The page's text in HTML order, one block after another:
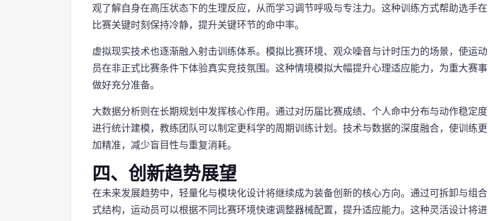
观了解自身在高压状态下的生理反应，从而学习调节呼吸与专注力。这种训练方式帮助选手在
比赛关键时刻保持冷静，提升关键环节的命中率。
虚拟现实技术也逐渐融入射击训练体系。模拟比赛环境、观众噪音与计时压力的场景，使运动
员在非正式比赛条件下体验真实竞技氛围。这种情境模拟大幅提升心理适应能力，为重大赛事
做好充分准备。
大数据分析则在长期规划中发挥核心作用。通过对历届比赛成绩、个人命中分布与动作稳定度
进行统计建模，教练团队可以制定更科学的周期训练计划。技术与数据的深度融合，使训练更
加精准，减少盲目性与重复消耗。
四、创新趋势展望
在未来发展趋势中，轻量化与模块化设计将继续成为装备创新的核心方向。通过可拆卸与组合
式结构，运动员可以根据不同比赛环境快速调整器械配置，提升适应能力。这种灵活设计将进